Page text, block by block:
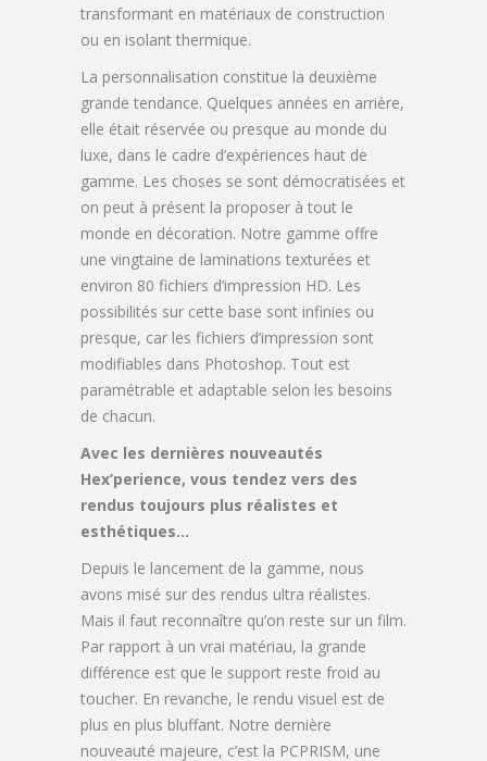
transformant en matériaux de construction
ou en isolant thermique.
La personnalisation constitue la deuxième
grande tendance. Quelques années en arrière,
elle était réservée ou presque au monde du
luxe, dans le cadre d’expériences haut de
gamme. Les choses se sont démocratisées et
on peut à présent la proposer à tout le
monde en décoration. Notre gamme offre
une vingtaine de laminations texturées et
environ 80 fichiers d’impression HD. Les
possibilités sur cette base sont infinies ou
presque, car les fichiers d’impression sont
modifiables dans Photoshop. Tout est
paramétrable et adaptable selon les besoins
de chacun.
Avec les dernières nouveautés
Hex’perience, vous tendez vers des
rendus toujours plus réalistes et
esthétiques…
Depuis le lancement de la gamme, nous
avons misé sur des rendus ultra réalistes.
Mais il faut reconnaître qu’on reste sur un film.
Par rapport à un vrai matériau, la grande
différence est que le support reste froid au
toucher. En revanche, le rendu visuel est de
plus en plus bluffant. Notre dernière
nouveauté majeure, c’est la PCPRISM, une